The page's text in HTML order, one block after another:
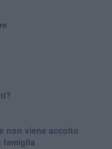
non viene accolto
famiglia